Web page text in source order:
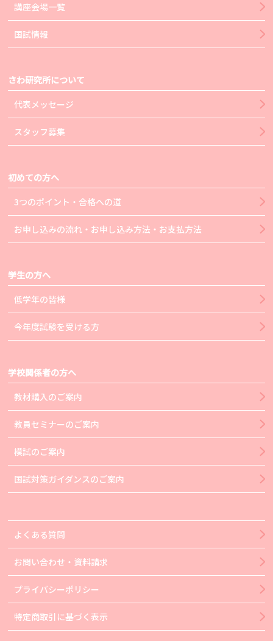
講座会場一覧
国試情報
さわ研究所について
代表メッセージ
スタッフ募集
初めての方へ
3つのポイント・合格への道
お申し込みの流れ・お申し込み方法・お支払方法
学生の方へ
低学年の皆様
今年度試験を受ける方
学校関係者の方へ
教材購入のご案内
教員セミナーのご案内
模試のご案内
国試対策ガイダンスのご案内
よくある質問
お問い合わせ・資料請求
プライバシーポリシー
特定商取引に基づく表示